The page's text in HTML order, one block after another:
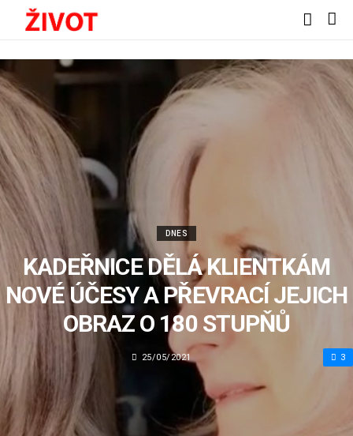
DNES
KADEŘNICE DĚLÁ KLIENTKÁM
NOVÉ ÚČESY A PŘEVRACÍ JEJICH
OBRAZ O 180 STUPŇŮ
25/05/2021 3